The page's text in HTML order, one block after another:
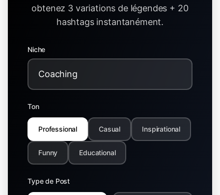
obtenez 3 variations de légendes + 20
hashtags instantanément.
Niche
Ton
Professional Casual Inspirational
Funny Educational
Type de Post